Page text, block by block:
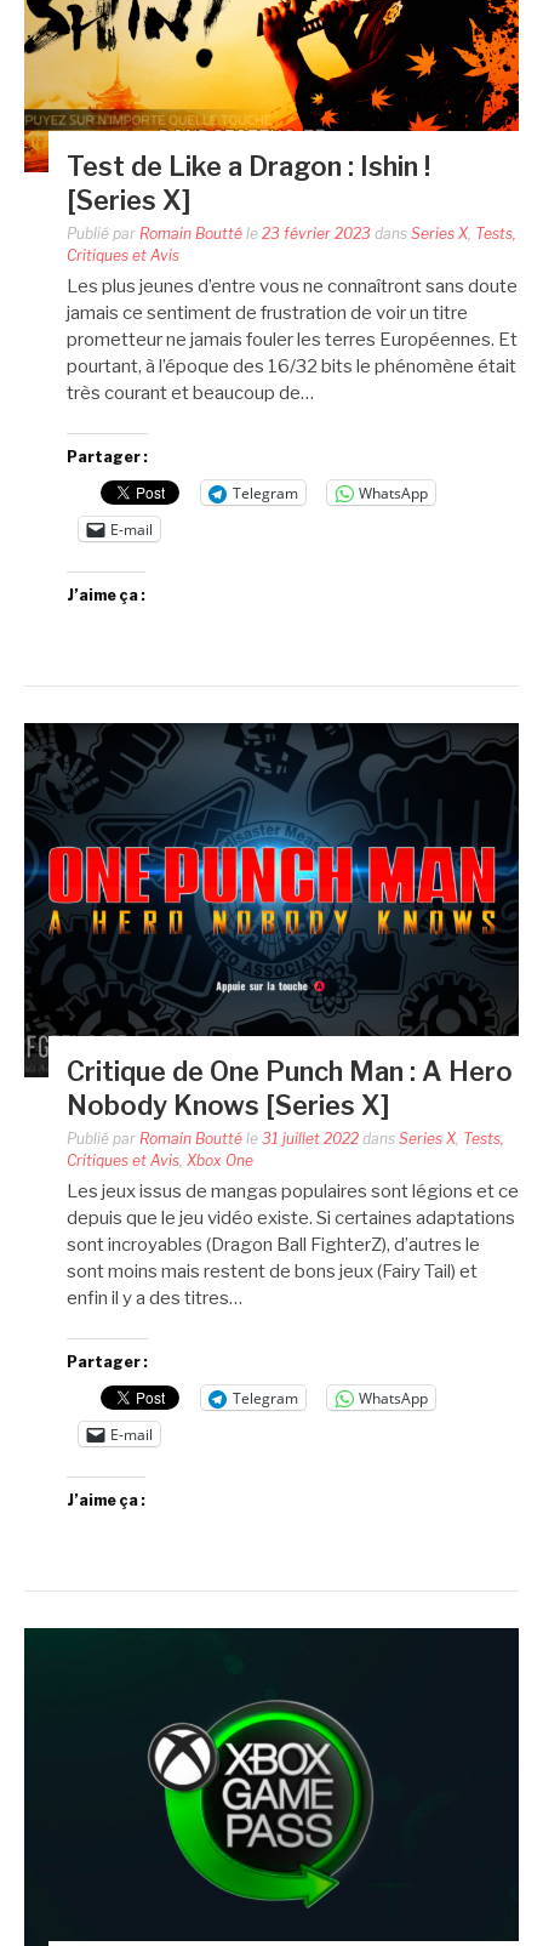
Test de Like a Dragon : Ishin !
[Series X]
Publié par Romain Boutté le 23 février 2023 dans Series X Tests,
Critiques et Avis
Les plus jeunes d’entre vous ne connaîtront sans doute
jamais ce sentiment de frustration de voir un titre
prometteur ne jamais fouler les terres Européennes. Et
pourtant, à l’époque des 16/32 bits le phénomène était
très courant et beaucoup de…
Partager :
Telegram
WhatsApp
E-mail
J’aime ça :
Critique de One Punch Man : A Hero
Nobody Knows [Series X]
Publié par Romain Boutté le 31 juillet 2022 dans Series X Tests,
Critiques et Avis Xbox One
Les jeux issus de mangas populaires sont légions et ce
depuis que le jeu vidéo existe. Si certaines adaptations
sont incroyables (Dragon Ball FighterZ), d’autres le
sont moins mais restent de bons jeux (Fairy Tail) et
enfin il y a des titres…
Partager :
Telegram
WhatsApp
E-mail
J’aime ça :